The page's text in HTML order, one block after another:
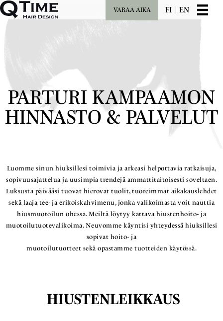
VARAA AIKA FI EN
PARTURI KAMPAAMON
HINNASTO & PALVELUT
Luomme sinun hiuksillesi toimivia ja arkeasi helpottavia ratkaisuja,
sopivuusajattelua ja uusimpia trendejä ammattitaitoisesti soveltaen.
Luksusta päivääsi tuovat hierovat tuolit, tuoreimmat aikakauslehdet
sekä laaja tee- ja erikoiskahvimenu, jonka valikoimasta voit nauttia
hiusmuotoilun ohessa. Meiltä löytyy kattava hiustenhoito- ja
muotoilutuotevalikoima. Neuvomme käyntisi yhteydessä hiuksillesi
sopivat hoito- ja
muotoilutuotteet sekä opastamme tuotteiden käytössä.
HIUSTENLEIKKAUS